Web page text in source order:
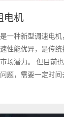
电机
一种新型调速电机
性能优异，是传
场潜力。 但目前
题，需要一定时